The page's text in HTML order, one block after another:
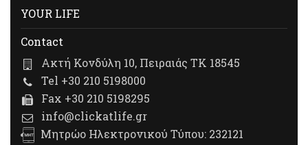
YOUR LIFE
Contact
Ακτή Κονδύλη 10, Πειραιάς ΤΚ 18545
Tel +30 210 5198000
Fax +30 210 5198295
info@clickatlife.gr
Μητρώο Ηλεκτρονικού Τύπου: 232121